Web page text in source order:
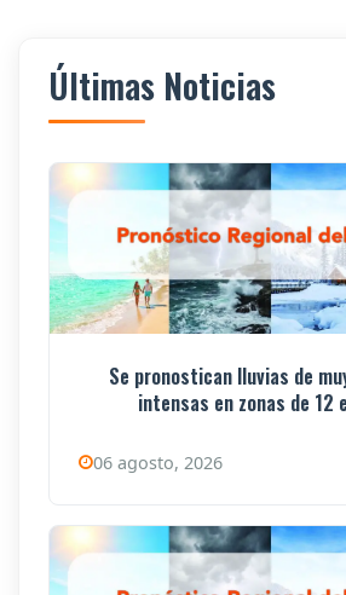
Últimas Noticias
Se pronostican lluvias de
intensas en zonas de 12
06 agosto, 2026